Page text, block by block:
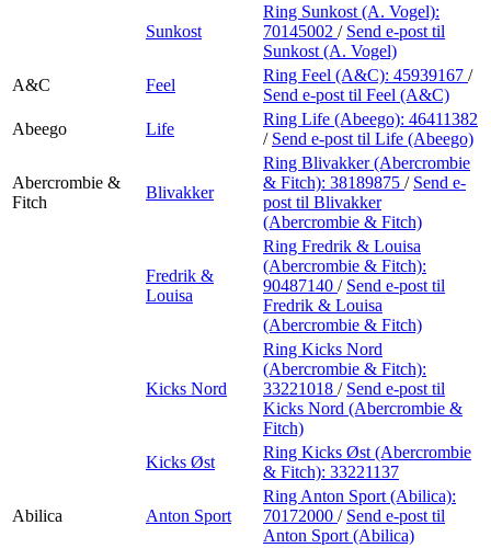
Sunkost
Ring Sunkost (A. Vogel):
70145002 / Send e-post til
Sunkost (A. Vogel)
A&C
Feel
Ring Feel (A&C): 45939167 /
Send e-post til Feel (A&C)
Abeego
Life
Ring Life (Abeego): 46411382
/ Send e-post til Life (Abeego)
Abercrombie &
Fitch
Blivakker
Ring Blivakker (Abercrombie
& Fitch): 38189875 / Send e-
post til Blivakker
(Abercrombie & Fitch)
Fredrik &
Louisa
Ring Fredrik & Louisa
(Abercrombie & Fitch):
90487140 / Send e-post til
Fredrik & Louisa
(Abercrombie & Fitch)
Kicks Nord
Ring Kicks Nord
(Abercrombie & Fitch):
33221018 / Send e-post til
Kicks Nord (Abercrombie &
Fitch)
Kicks Øst
Ring Kicks Øst (Abercrombie
& Fitch): 33221137
Abilica Anton Sport
Ring Anton Sport (Abilica):
70172000 / Send e-post til
Anton Sport (Abilica)